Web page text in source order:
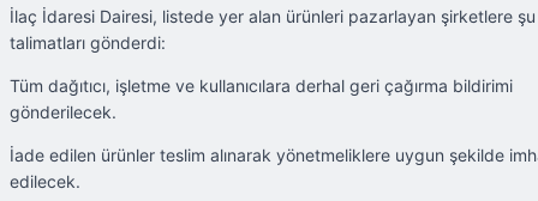
İlaç İdaresi Dairesi, listede yer alan ürünleri pazarlayan şirketlere şu
talimatları gönderdi:
Tüm dağıtıcı, işletme ve kullanıcılara derhal geri çağırma bildirimi
gönderilecek.
İade edilen ürünler teslim alınarak yönetmeliklere uygun şekilde
edilecek.